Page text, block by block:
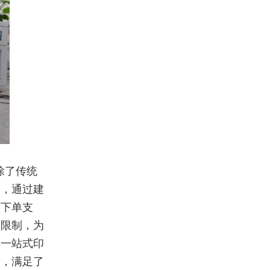
了传统
通过建
单支
制，为
站式印
满足了